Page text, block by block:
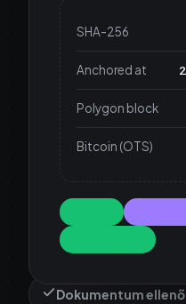
SHA-256
Anchored at
Polygon block
Bitcoin (OTS)
Dokumentum